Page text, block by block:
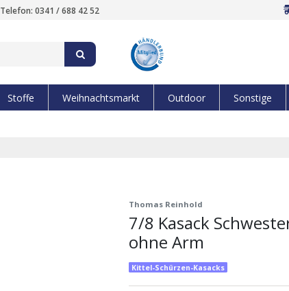
Telefon: 0341 / 688 42 52
Stoffe Weihnachtsmarkt Outdoor Sonstige
Thomas Reinhold
7/8 Kasack
ohne Arm
Kittel-Schürzen-Kasacks